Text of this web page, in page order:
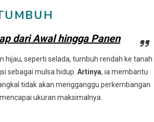
dari Awal hingga Panen
hijau, seperti selada, tumbuh rendah ke tanah
sebagai mulsa hidup. Artinya, ia membantu
tidak akan mengganggu perkembangan
ukuran maksimalnya.